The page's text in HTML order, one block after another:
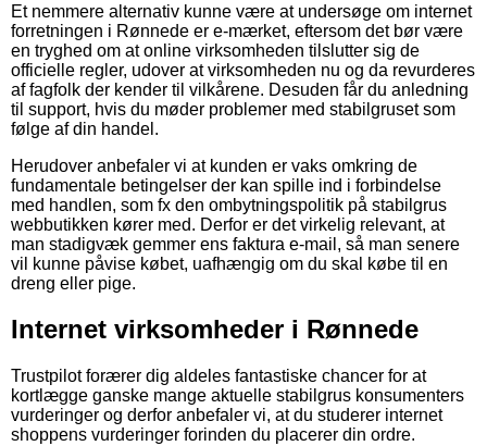
Et nemmere alternativ kunne være at undersøge om internet
forretningen i Rønnede er e-mærket, eftersom det bør være
en tryghed om at online virksomheden tilslutter sig de
officielle regler, udover at virksomheden nu og da revurderes
af fagfolk der kender til vilkårene. Desuden får du anledning
til support, hvis du møder problemer med stabilgruset som
følge af din handel.
Herudover anbefaler vi at kunden er vaks omkring de
fundamentale betingelser der kan spille ind i forbindelse
med handlen, som fx den ombytningspolitik på stabilgrus
webbutikken kører med. Derfor er det virkelig relevant, at
man stadigvæk gemmer ens faktura e-mail, så man senere
vil kunne påvise købet, uafhængig om du skal købe til en
dreng eller pige.
Internet virksomheder i Rønnede
Trustpilot forærer dig aldeles fantastiske chancer for at
kortlægge ganske mange aktuelle stabilgrus konsumenters
vurderinger og derfor anbefaler vi, at du studerer internet
shoppens vurderinger forinden du placerer din ordre.